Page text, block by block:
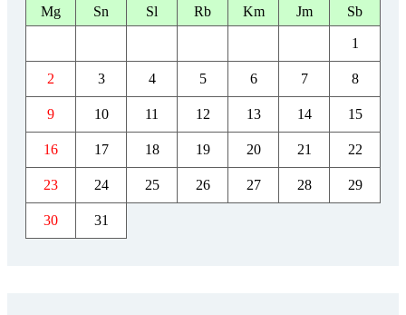
Mg Sn Sl Rb Km Jm Sb
1
2 3 4 5 6 7 8
9 10 11 12 13 14 15
16 17 18 19 20 21 22
23 24 25 26 27 28 29
30 31